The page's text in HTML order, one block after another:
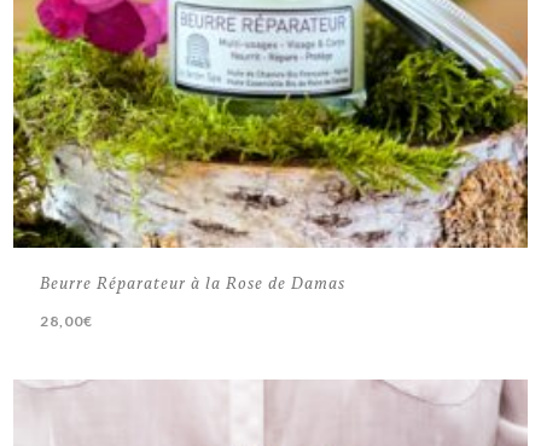
Beurre Réparateur à la Rose de Damas
28,00€